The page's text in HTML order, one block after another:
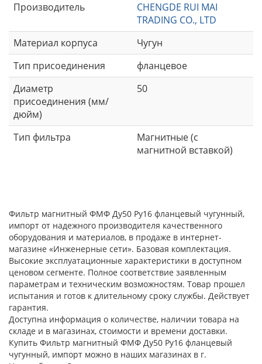
Производитель
CHENGDE RUI MAI
TRADING CO., LTD
Материал корпуса
Чугун
Тип присоединения
фланцевое
Диаметр
присоединения (мм/
дюйм)
50
Тип фильтра
Магнитные (с
магнитной вставкой)
Фильтр магнитный ФМФ Ду50 Ру16 фланцевый чугунный,
импорт от надежного производителя качественного
оборудования и материалов, в продаже в интернет-
магазине «Инженерные сети». Базовая комплектация.
Высокие эксплуатационные характеристики в доступном
ценовом сегменте. Полное соответствие заявленным
параметрам и техническим возможностям. Товар прошел
испытания и готов к длительному сроку службы. Действует
гарантия.
Доступна информация о количестве, наличии товара на
складе и в магазинах, стоимости и времени доставки.
Купить Фильтр магнитный ФМФ Ду50 Ру16 фланцевый
чугунный, импорт можно в наших магазинах в г.